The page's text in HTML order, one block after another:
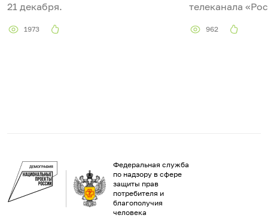
21 декабря.
1973
телеканала
962
Федеральная служба
по надзору в сфере
защиты прав
потребителя и
благополучия
человека